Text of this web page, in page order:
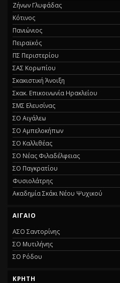
Ζήνων Γλυφάδας
Κότινος
Πανιώνιος
Πειραϊκός
ΠΣ Περιστερίου
ΣΑΣ Κορωπίου
Σκακιστική Άνοιξη
Σκακ. Επικοινωνία Ηρακλείου
ΣΜΣ Ελευσίνας
ΣΟ Αιγάλεω
ΣΟ Αμπελοκήπων
ΣΟ Καλλιθέας
ΣΟ Νέας Φιλαδέλφειας
ΣΟ Παγκρατίου
Φυσιολάτρης
Ακαδημία Σκάκι Νέου Ψυχικού
ΑΙΓΑΙΟ
ΑΣΟ Σαντορίνης
ΣΟ Μυτιλήνης
ΣΟ Ρόδου
ΚΡΗΤΗ